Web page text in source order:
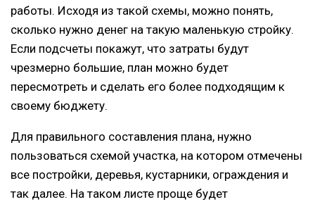
работы. Исходя из такой схемы, можно понять,
сколько нужно денег на такую маленькую стройку.
Если подсчеты покажут, что затраты будут
чрезмерно большие, план можно будет
пересмотреть и сделать его более подходящим к
своему бюджету.
Для правильного составления плана, нужно
пользоваться схемой участка, на котором отмечены
все постройки, деревья, кустарники, ограждения и
так далее. На таком листе проще будет